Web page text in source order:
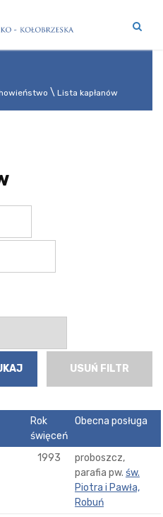
Lista kapłanów
USUŃ FILTR
Rok
święceń
Obecna posługa
1993
proboszcz,
parafia pw. św.
Piotra i Pawła,
Robuń